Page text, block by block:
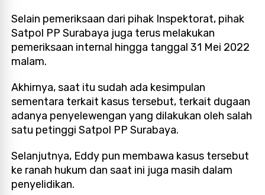
Selain pemeriksaan dari pihak Inspektorat, pihak
Satpol PP Surabaya juga terus melakukan
pemeriksaan internal hingga tanggal 31 Mei 2022
malam.
Akhirnya, saat itu sudah ada kesimpulan
sementara terkait kasus tersebut, terkait dugaan
adanya penyelewengan yang dilakukan oleh salah
satu petinggi Satpol PP Surabaya.
Selanjutnya, Eddy pun membawa kasus tersebut
ke ranah hukum dan saat ini juga masih dalam
penyelidikan.